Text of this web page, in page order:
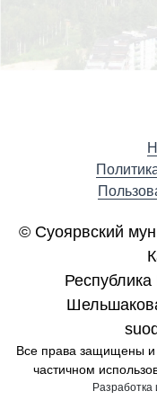
© Суоярвский
Республика
Все права защищены
частичном